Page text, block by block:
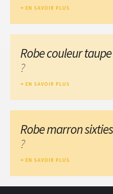
EN SAVOIR PLUS
Robe couleur taupe
?
EN SAVOIR PLUS
Robe marron sixties
?
EN SAVOIR PLUS